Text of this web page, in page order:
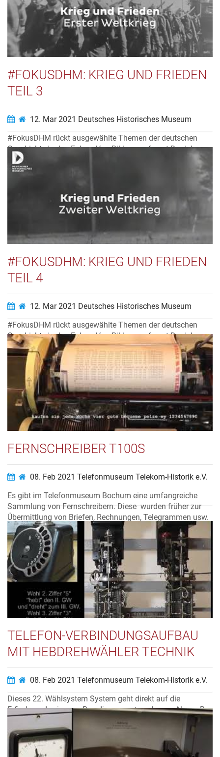
Video ansehen…
#FOKUSDHM: KRIEG UND FRIEDEN
TEIL 3
12. Mar 2021 Deutsches Historisches Museum
#FokusDHM rückt ausgewählte Themen der deutschen
Geschichte in den Fokus. Von Bildungsreferent Daniel
Sauer erfahren wir mehr über einzelne Kriege in der
deutschen Geschichte.
#FOKUSDHM: KRIEG UND FRIEDEN
TEIL 4
12. Mar 2021 Deutsches Historisches Museum
#FokusDHM rückt ausgewählte Themen der deutschen
Geschichte in den Fokus. Von Bildungsreferent Daniel
Sauer erfahren wir mehr über einzelne Kriege in der
deutschen Geschichte.
Video ansehen…
FERNSCHREIBER T100S
08. Feb 2021 Telefonmuseum Telekom-Historik e.V.
Es gibt im Telefonmuseum Bochum eine umfangreiche
Sammlung von Fernschreibern. Diese wurden früher zur
Übermittlung von Briefen, Rechnungen, Telegrammen usw.
benutzt, beispielsweise auch zur Versendung von
Schmuckblatttelegrammen anlässlich Hochzeiten,
Geburtstagen usw. Es gab ein wel...
Video ansehen…
TELEFON-VERBINDUNGSAUFBAU
MIT HEBDREHWÄHLER TECHNIK
08. Feb 2021 Telefonmuseum Telekom-Historik e.V.
Dieses 22. Wählsystem System geht direkt auf die
Erfindung des jungen Beerdigungsunternehmers Almon B.
Strowger zurück. Der versuchte seine Geschäfte mit Hilfe
eines Telefons zu betreiben. Leider war die Freundin des
Konkurrenten in der Telefonvermittlung beschäftigt und
stell...